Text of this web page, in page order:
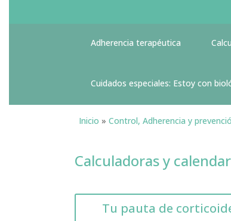
Adherencia terapéutica
Cuidados especiales: Estoy con
Inicio » Control, Adherencia y
Calculadoras y
Tu pauta de